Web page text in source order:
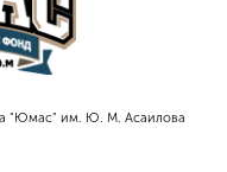
"Юмас" им. Ю. М. Асаилова